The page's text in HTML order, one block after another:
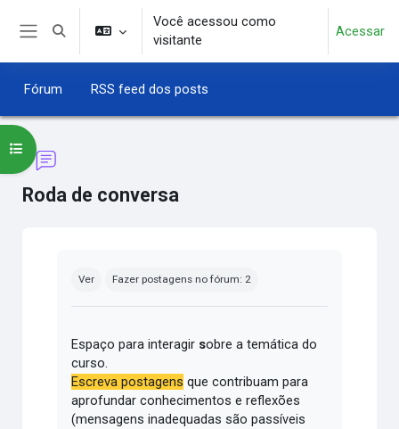
Ir para o conteúdo principal
Alternar entrada de pesquisa
Você acessou como
visitante
Acessar
Fórum RSS feed dos posts
Roda de conversa
Abrir índice do curso
Ver Fazer postagens no fórum: 2
Espaço para interagir sobre a temática do
curso.
Escreva postagens que contribuam para
aprofundar conhecimentos e reflexões
(mensagens inadequadas são passíveis